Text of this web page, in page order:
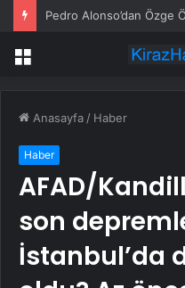
Pedro Alonso’dan Özge
Menü
Anasayfa / Haber
Haber
AFAD/
son
İstanbul’da